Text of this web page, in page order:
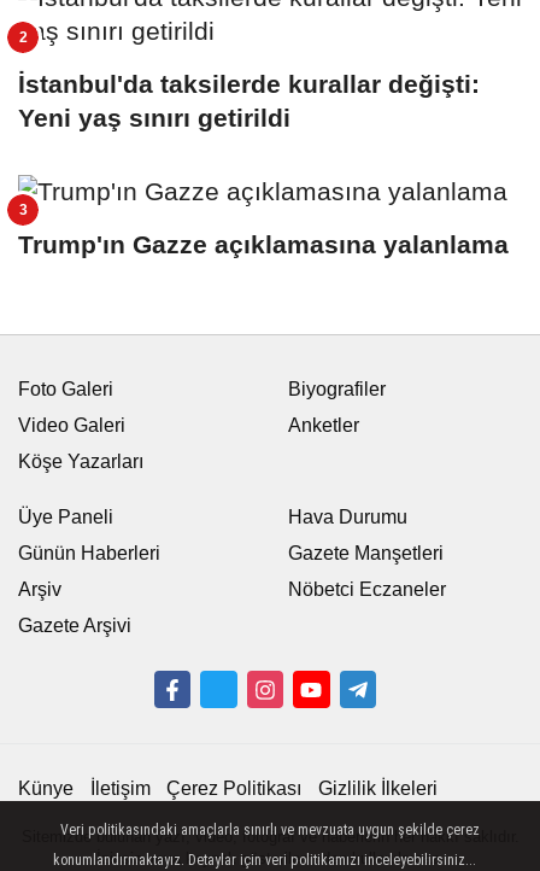
İstanbul'da taksilerde kurallar değişti:
Yeni yaş sınırı getirildi
Trump'ın Gazze açıklamasına yalanlama
Foto Galeri
Video Galeri
Köşe Yazarları
Biyografiler
Anketler
Üye Paneli
Günün Haberleri
Arşiv
Gazete Arşivi
Hava Durumu
Gazete Manşetleri
Nöbetci Eczaneler
Künye İletişim Çerez Politikası Gizlilik İlkeleri
Sitemizde bulunan yazı, video, fotoğraf ve haberlerin her hakkı saklıdır.
İzinsiz veya kaynak gösterilemeden kullanılamaz.
Veri politikasındaki amaçlarla sınırlı ve mevzuata uygun şekilde çerez
konumlandırmaktayız. Detaylar için veri politikamızı inceleyebilirsiniz...